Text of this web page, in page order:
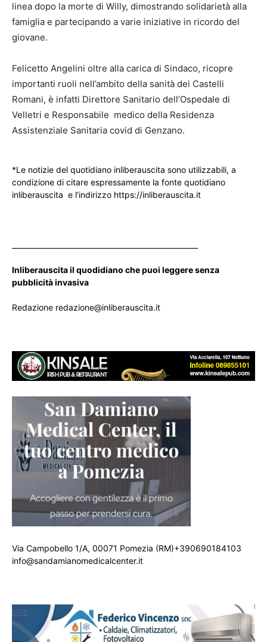
linea dopo la morte di Willy, dimostrando solidarietà alla
famiglia e partecipando a varie iniziative in ricordo del
giovane.
Felicetto Angelini oltre alla carica di Sindaco, ricopre
importanti ruoli nell’ambito della sanità dei Castelli
Romani, è infatti Direttore Sanitario dell’Ospedale di
Velletri e Responsabile medico della Residenza
Assistenziale Sanitaria covid di Genzano.
*Le notizie del quotidiano inliberauscita sono utilizzabili, a
condizione di citare espressamente la fonte quotidiano
inliberauscita e l’indirizzo https://inliberauscita.it
Inliberauscita il quodidiano che puoi leggere senza
pubblicità invasiva
Redazione redazione@inliberauscita.it
Via Campobello 1/A, 00071 Pomezia (RM)+390690184103
info@sandamianomedicalcenter.it